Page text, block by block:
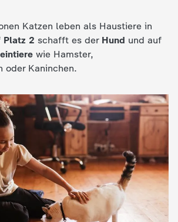
Katzen leben als Haustiere in
Platz 2 schafft es der Hund und auf
wie Hamster,
oder Kaninchen.